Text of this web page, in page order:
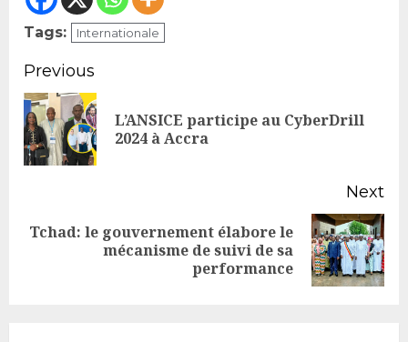
Tags: Internationale
Continue
Reading
Previous
L’ANSICE participe au CyberDrill
2024 à Accra
Next
Tchad: le gouvernement élabore le
mécanisme de suivi de sa
performance